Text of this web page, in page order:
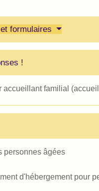
formulaires
!
accueillant familial
personnes âgées
d'hébergement pour